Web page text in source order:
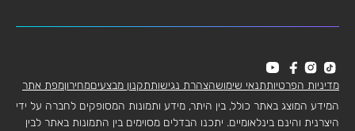
מדיניות הפרטיותתנאי שימושהצהרת נגישותתקנון מבצעיםמחירוןמפת אתר
המידע המוצג באתר כולל, בין היתר, מידע ותמונות המסופקים לחברה על ידי
היצרנית והינם בינלאומיים. יתכנו הבדלים מסוימים בין התמונות באתר לבין